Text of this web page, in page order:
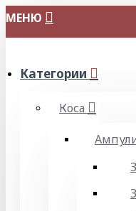
МЕНЮ
Категории
Коса